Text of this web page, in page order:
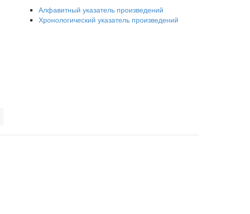
Алфавитный указатель произведений
Хронологический указатель произведений